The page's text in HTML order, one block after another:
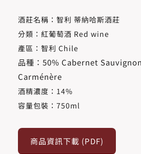
酒莊名稱：智利 蒂納哈斯酒莊
分類：紅葡萄酒 Red wine
產區：智利 Chile
品種：50% Cabernet
Carménère
酒精濃度​：14%
容量包裝：750ml
商品資訊下載 (PDF)